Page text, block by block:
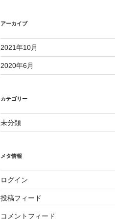
アーカイブ
2021年10月
2020年6月
カテゴリー
未分類
メタ情報
ログイン
投稿フィード
コメントフィード